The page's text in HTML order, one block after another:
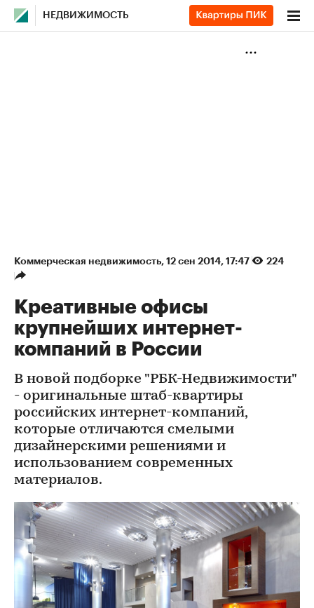
НЕДВИЖИМОСТЬ
Коммерческая недвижимость⁠, 12 сен 2014, 17:47 224
Креативные офисы
крупнейших интернет-
компаний в России
В новой подборке "РБК-Недвижимости"
- оригинальные штаб-квартиры
российских интернет-компаний,
которые отличаются смелыми
дизайнерскими решениями и
использованием современных
материалов.